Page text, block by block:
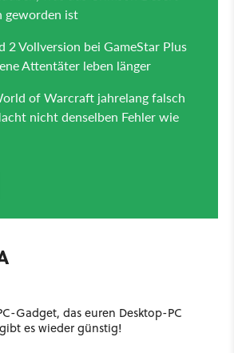
Gadget, das euren Desktop-PC
es wieder günstig!